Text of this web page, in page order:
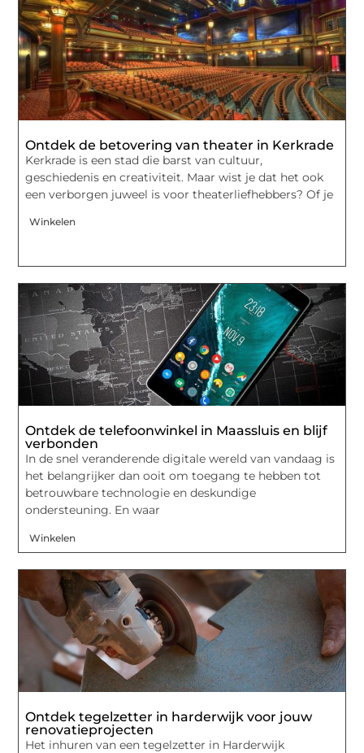
Ontdek de betovering van theater in Kerkrade
Kerkrade is een stad die barst van cultuur,
geschiedenis en creativiteit. Maar wist je dat het ook
een verborgen juweel is voor theaterliefhebbers? Of je
Winkelen
Ontdek de telefoonwinkel in Maassluis en blijf
verbonden
In de snel veranderende digitale wereld van vandaag is
het belangrijker dan ooit om toegang te hebben tot
betrouwbare technologie en deskundige
ondersteuning. En waar
Winkelen
Ontdek tegelzetter in harderwijk voor jouw
renovatieprojecten
Het inhuren van een tegelzetter in Harderwijk